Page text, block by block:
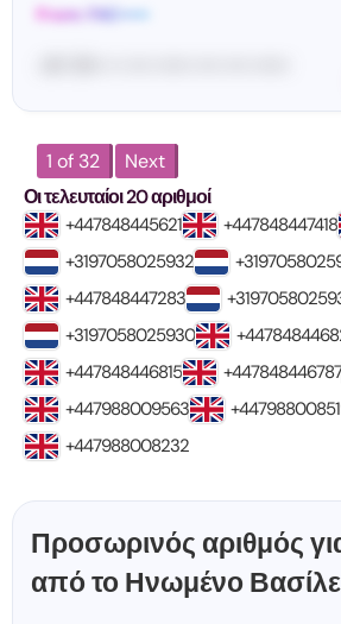
From: FAC•••••
1 of 32
Next
Οι τελευταίοι 20 αριθμοί
+447848445621 +447848447418
+3197058025932
+447848447283
+3197058025930
+447848446815
+447848446787
+447988009563
+447988008232
Προσωρινός αριθμός
από το Ηνωμένο